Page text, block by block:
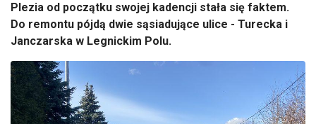
Plezia od początku swojej kadencji stała się faktem.
Do remontu pójdą dwie sąsiadujące ulice - Turecka i
Janczarska w Legnickim Polu.